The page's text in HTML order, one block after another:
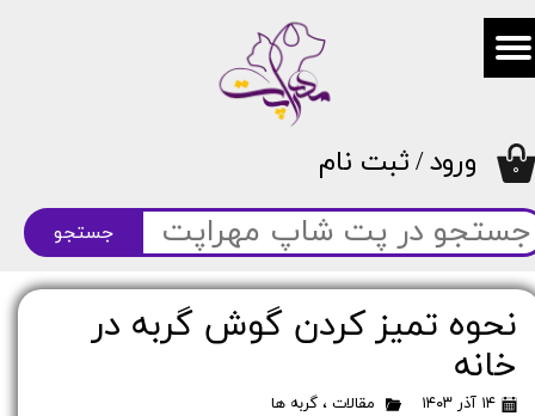
۰
جستجو
ورود/ثبت نام
حساب کاربری من
سفارشات
خروج از حساب کاربری
نحوه تمیز کردن گوش گربه در
خانه
۱۴ آذر ۱۴۰۳ مقالات ، گربه ها